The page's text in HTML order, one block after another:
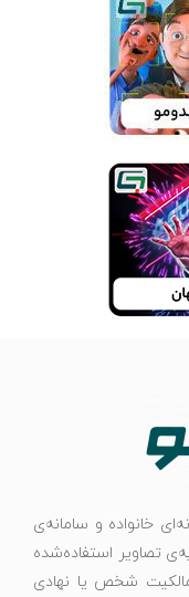
خانواده و سامانه‌ی
تصاویر استفاده‌شده
مالکیت شخص یا نهادی